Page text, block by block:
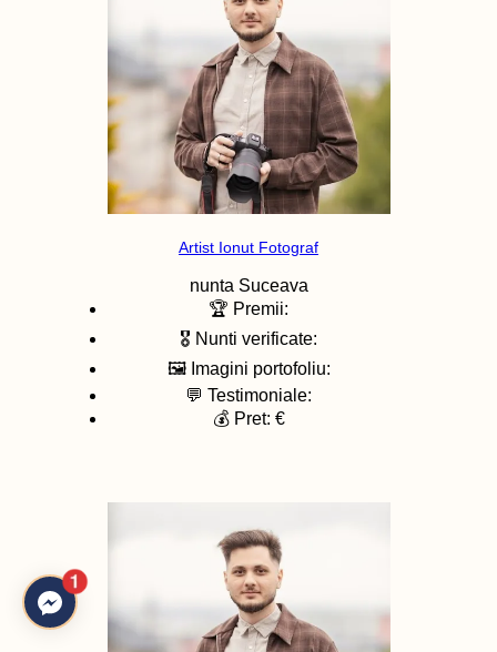
Artist Ionut Fotograf
nunta Suceava
🏆 Premii:
🎖️ Nunti verificate:
🖼️ Imagini portofoliu:
💬 Testimoniale:
💰 Pret: €